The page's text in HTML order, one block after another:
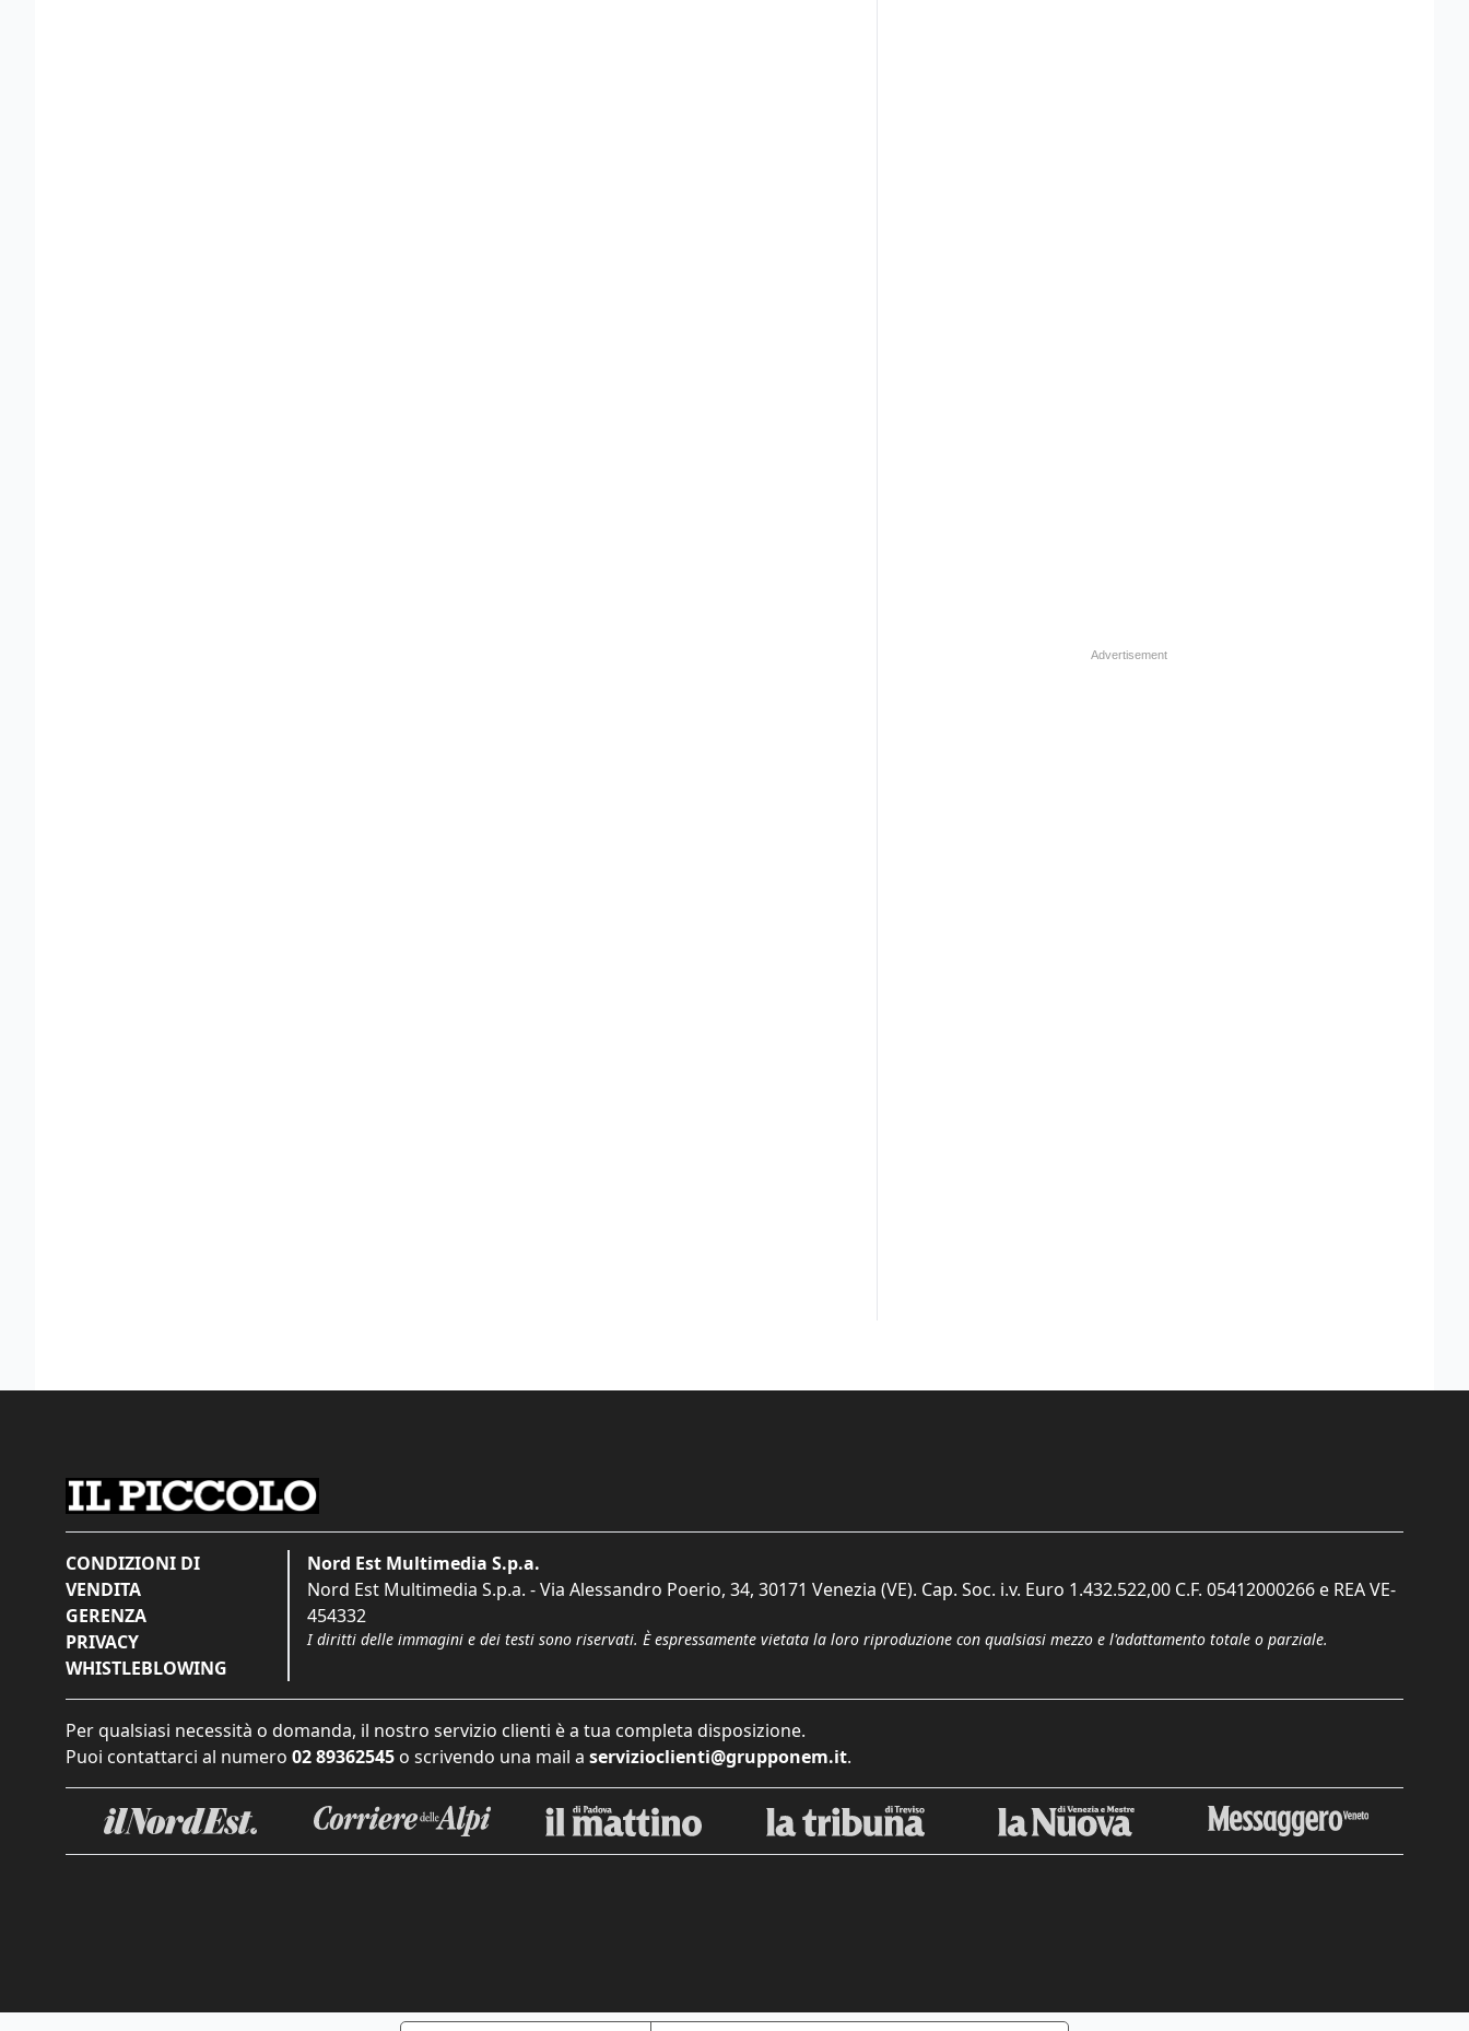
CONDIZIONI DI
VENDITA
GERENZA
PRIVACY
WHISTLEBLOWING
Nord Est Multimedia S.p.a.
Nord Est Multimedia S.p.a. - Via Alessandro Poerio, 34, 30171 Venezia (VE). Cap. Soc. i.v. Euro 1.432.522,00 C.F. 05412000266 e REA VE-
454332
I diritti delle immagini e dei testi sono riservati. È espressamente vietata la loro riproduzione con qualsiasi mezzo e l'adattamento totale o parziale.
Per qualsiasi necessità o domanda, il nostro servizio clienti è a tua completa disposizione.
Puoi contattarci al numero 02 89362545 o scrivendo una mail a servizioclienti@grupponem.it.